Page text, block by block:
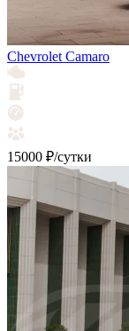
Chevrolet Camaro
15000 ₽/сутки